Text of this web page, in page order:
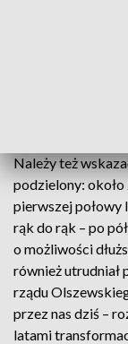
Należy też
podzielony:
pierwszej połowy
rąk do rąk – po
o możliwości
również utrudniał
rządu
przez nas dziś –
latami